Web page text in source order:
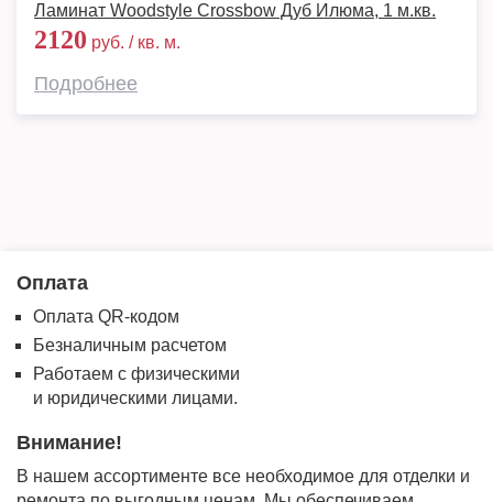
Ламинат Woodstyle Crossbow Дуб Илюма, 1 м.кв.
2120 руб. / кв. м.
Подробнее
Оплата
Оплата QR-кодом
Безналичным расчетом
Работаем с физическими
и юридическими лицами.
Внимание!
В нашем ассортименте все необходимое для отделки и